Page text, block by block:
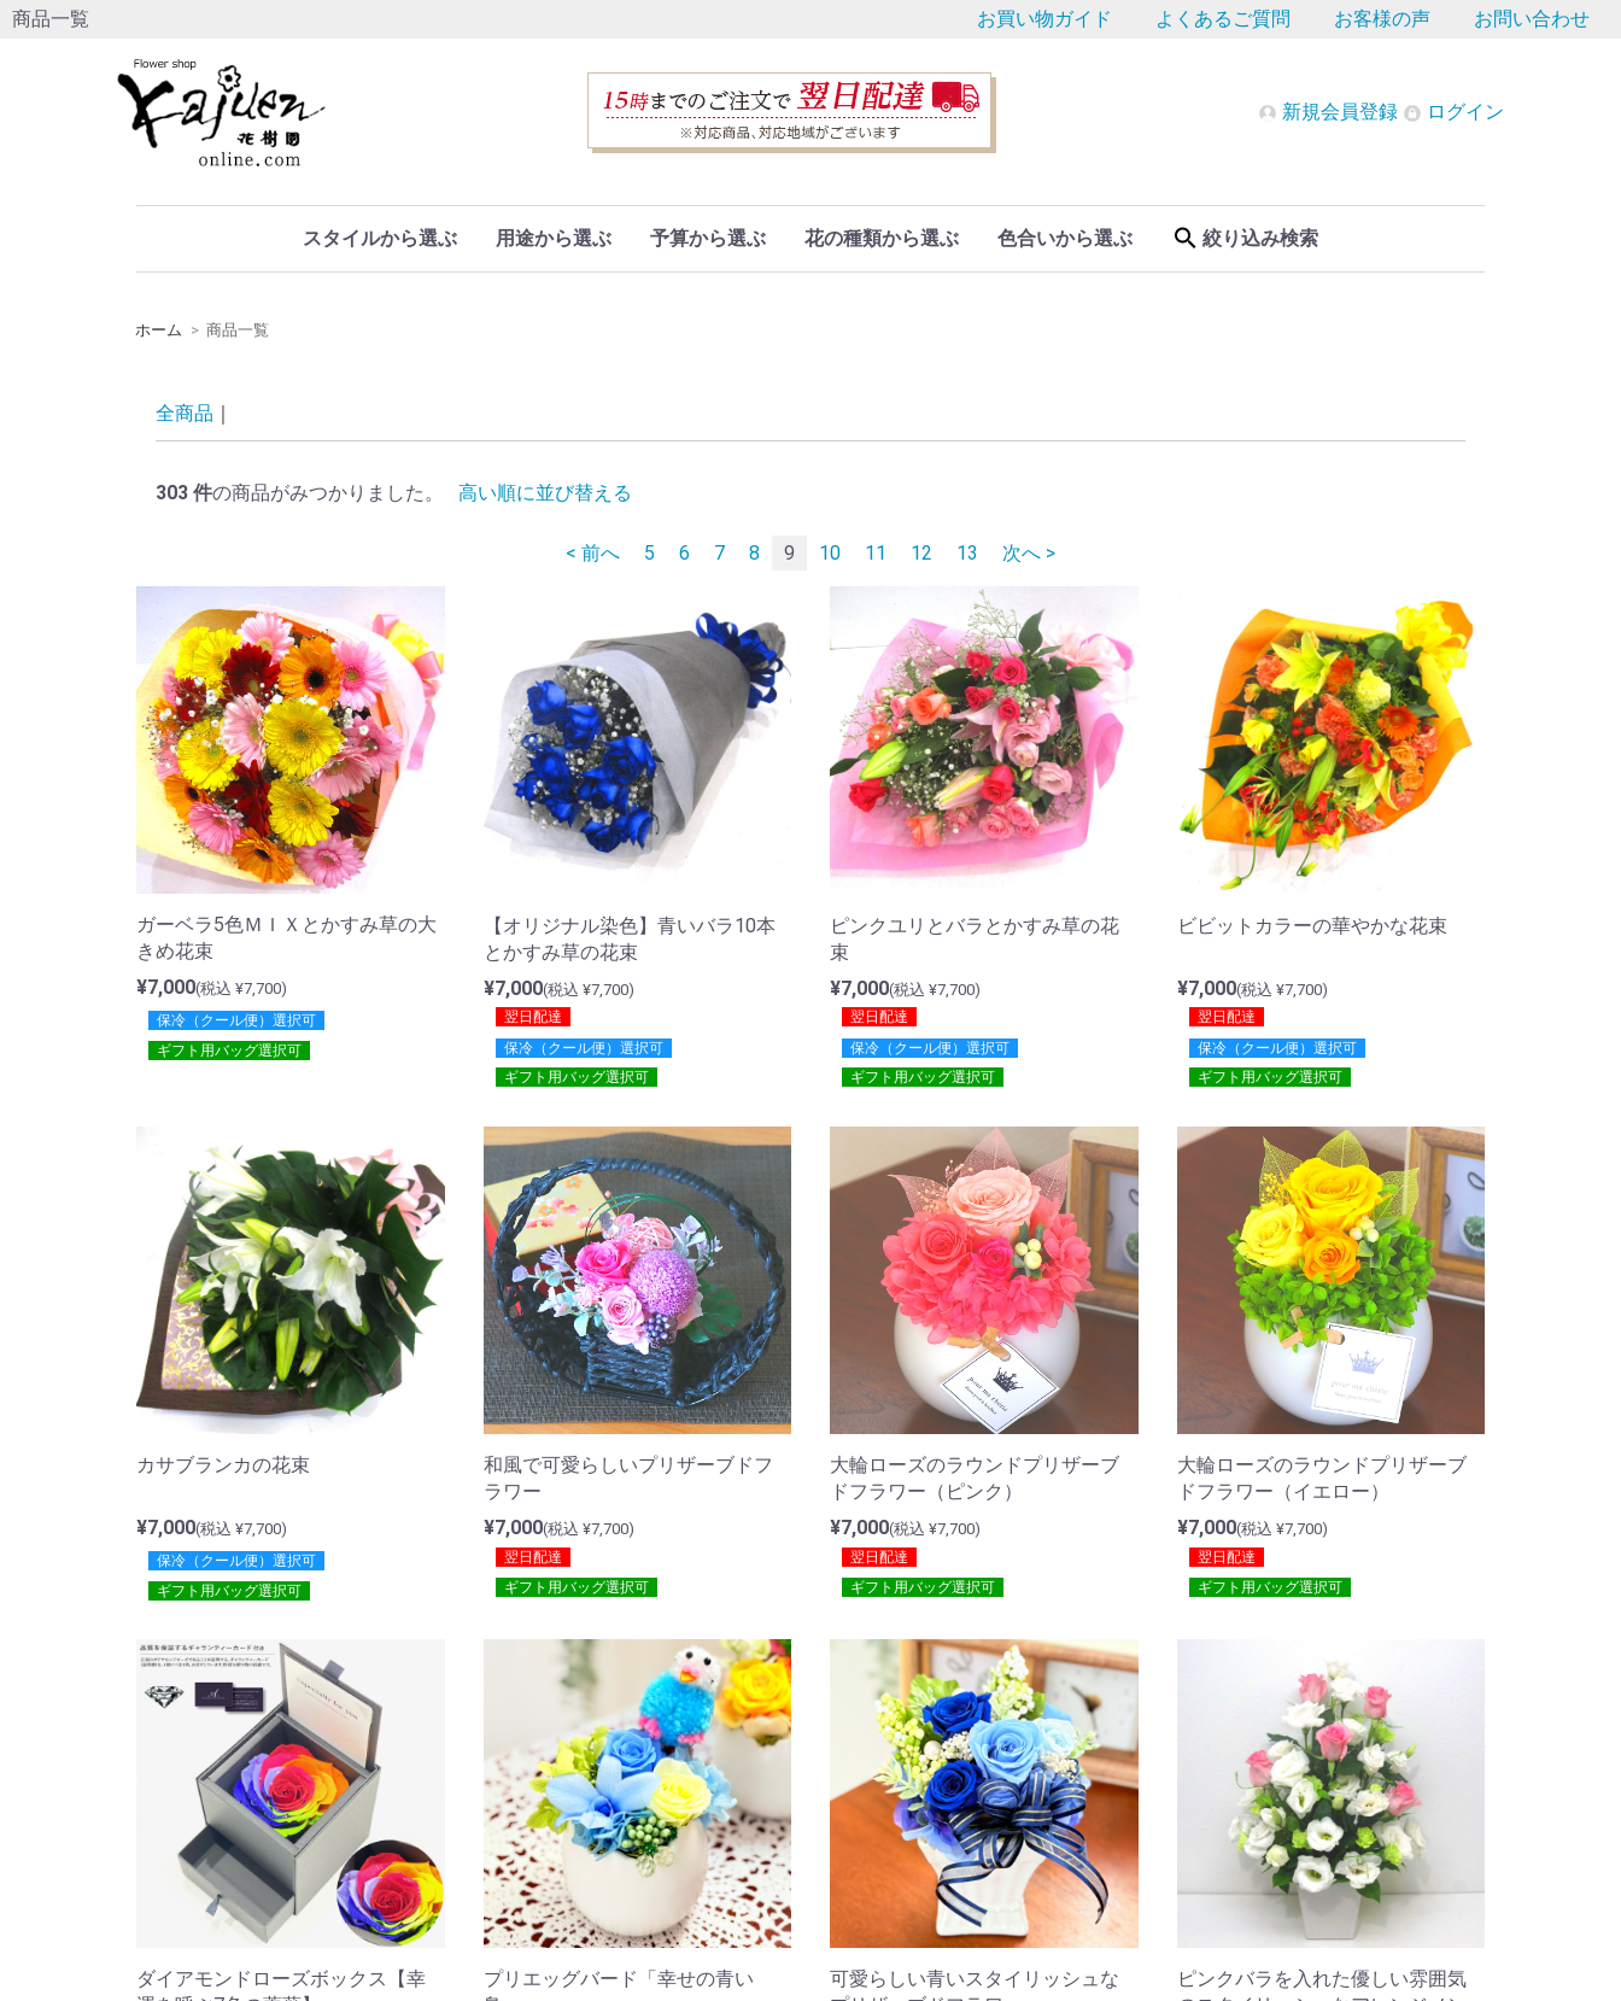
商品一覧 お買い物ガイド よくあるご質問 お客様の声 お問い合わせ
新規会員登録 ログイン
スタイルから選ぶ 用途から選ぶ 予算から選ぶ 花の種類から選ぶ 色合いから選ぶ 絞り込み検索
ホーム 商品一覧
全商品
303 件の商品がみつかりました。 高い順に並び替える
< 前へ 5 6 7 8 9 10 11 12 13 次へ >
ガーベラ5色ＭＩＸとかすみ草の大
きめ花束
¥7,000(税込 ¥7,700)
保冷（クール便）選択可
ギフト用バッグ選択可
【オリジナル染色】青いバラ10本
とかすみ草の花束
¥7,000(税込 ¥7,700)
翌日配達
保冷（クール便）選択可
ギフト用バッグ選択可
ピンクユリとバラとかすみ草の花
束
¥7,000(税込 ¥7,700)
翌日配達
保冷（クール便）選択可
ギフト用バッグ選択可
ビビットカラーの華やかな花束
¥7,000(税込 ¥7,700)
翌日配達
保冷（クール便）選択可
ギフト用バッグ選択可
カサブランカの花束
¥7,000(税込 ¥7,700)
保冷（クール便）選択可
ギフト用バッグ選択可
和風で可愛らしいプリザーブドフ
ラワー
¥7,000(税込 ¥7,700)
翌日配達
ギフト用バッグ選択可
大輪ローズのラウンドプリザーブ
ドフラワー（ピンク）
¥7,000(税込 ¥7,700)
翌日配達
ギフト用バッグ選択可
大輪ローズのラウンドプリザーブ
ドフラワー（イエロー）
¥7,000(税込 ¥7,700)
翌日配達
ギフト用バッグ選択可
ダイアモンドローズボックス【幸
プリエッグバード「幸せの青い
可愛らしい青いスタイリッシュな
ピンクバラを入れた優しい雰囲気